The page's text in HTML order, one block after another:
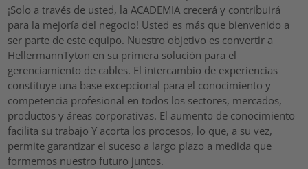
¡Solo a través de usted, la ACADEMIA crecerá y contribuirá
para la mejoría del negocio! Usted es más que bienvenido a
ser parte de este equipo. Nuestro objetivo es convertir a
HellermannTyton en su primera solución para el
gerenciamiento de cables. El intercambio de experiencias
constituye una base excepcional para el conocimiento y
competencia profesional en todos los sectores, mercados,
productos y áreas corporativas. El aumento de conocimiento
facilita su trabajo Y acorta los procesos, lo que, a su vez,
permite garantizar el suceso a largo plazo a medida que
formemos nuestro futuro juntos.